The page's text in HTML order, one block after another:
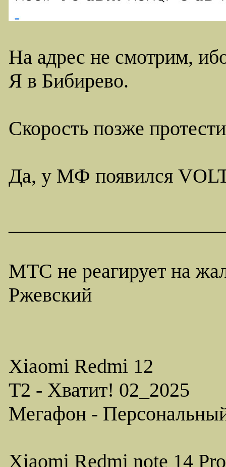
На адрес не смотрим,
Я в Бибирево.
Скорость позже
Да, у МФ появился
МТС не реагирует на
Ржевский
Xiaomi Redmi 12
T2 - Хватит! 02_2025
Мегафон -
Xiaomi Redmi note 14 Pro